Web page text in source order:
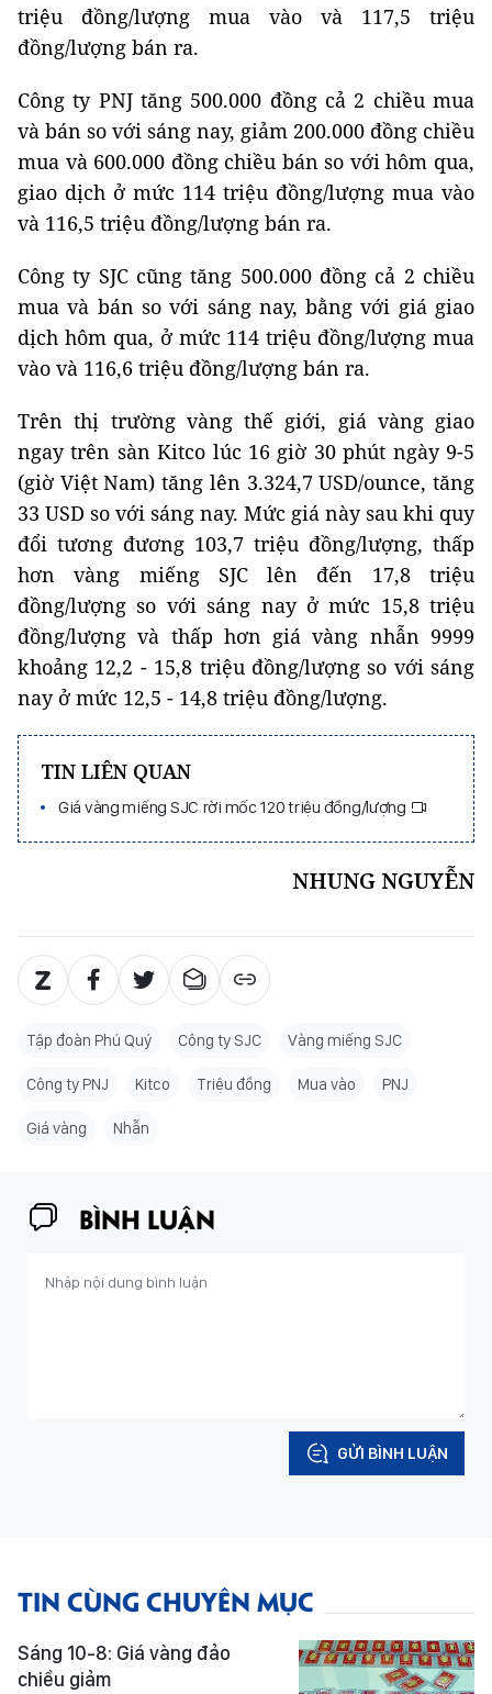
triệu đồng/lượng mua vào và 117,5 triệu
đồng/lượng bán ra.
Công ty PNJ tăng 500.000 đồng cả 2 chiều mua
và bán so với sáng nay, giảm 200.000 đồng chiều
mua và 600.000 đồng chiều bán so với hôm qua,
giao dịch ở mức 114 triệu đồng/lượng mua vào
và 116,5 triệu đồng/lượng bán ra.
Công ty SJC cũng tăng 500.000 đồng cả 2 chiều
mua và bán so với sáng nay, bằng với giá giao
dịch hôm qua, ở mức 114 triệu đồng/lượng mua
vào và 116,6 triệu đồng/lượng bán ra.
Trên thị trường vàng thế giới, giá vàng giao
ngay trên sàn Kitco lúc 16 giờ 30 phút ngày 9-5
(giờ Việt Nam) tăng lên 3.324,7 USD/ounce, tăng
33 USD so với sáng nay. Mức giá này sau khi quy
đổi tương đương 103,7 triệu đồng/lượng, thấp
hơn vàng miếng SJC lên đến 17,8 triệu
đồng/lượng so với sáng nay ở mức 15,8 triệu
đồng/lượng và thấp hơn giá vàng nhẫn 9999
khoảng 12,2 - 15,8 triệu đồng/lượng so với sáng
nay ở mức 12,5 - 14,8 triệu đồng/lượng.
TIN LIÊN QUAN
Giá vàng miếng SJC rời mốc 120 triệu đồng/lượng
NHUNG NGUYỄN
Tập đoàn Phú Quý Công ty SJC Vàng miếng SJC
Công ty PNJ Kitco Triệu đồng Mua vào PNJ
Giá vàng Nhẫn
BÌNH LUẬN
GỬI BÌNH LUẬN
TIN CÙNG CHUYÊN MỤC
Sáng 10-8: Giá vàng đảo
chiều giảm